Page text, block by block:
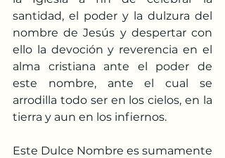
santidad, el poder y la dulzura del
nombre de Jesús y despertar con
ello la devoción y reverencia en el
alma cristiana ante el poder de
este nombre, ante el cual se
arrodilla todo ser en los cielos, en la
tierra y aun en los infiernos.
Este Dulce Nombre es sumamente